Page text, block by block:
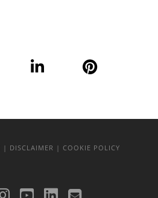
| DISCLAIMER | COOKIE POLICY